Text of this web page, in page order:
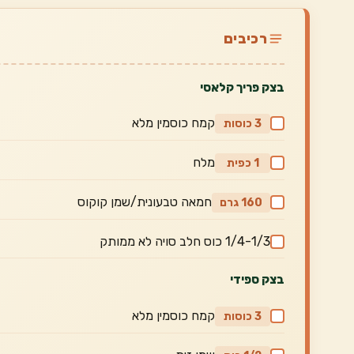
רכיבים
בצק פריך קלאסי
3 כוסות קמח כוסמין מלא
1 כפית מלח
160 גרם חמאה טבעונית/שמן קוקוס
1/4-1/3 כוס חלב סויה לא ממותק
בצק ספידי
3 כוסות קמח כוסמין מלא